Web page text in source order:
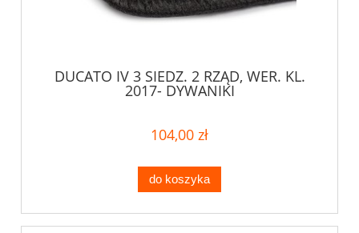
DUCATO IV 3 SIEDZ. 2 RZĄD, WER. KL.
2017- DYWANIKI
104,00 zł
do koszyka